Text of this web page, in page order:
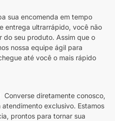
sua encomenda em tempo
entrega ultrarrápido, você não
do seu produto. Assim que o
nossa equipe ágil para
até você o mais rápido
Converse diretamente conosco,
exclusivo. Estamos
prontos para tornar sua